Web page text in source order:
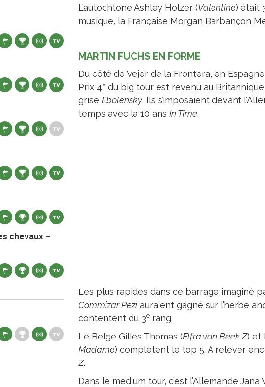
L’autochtone Ashley Holzer (Valentine) était
musique, la Française Morgan Barbançon
MARTIN FUCHS EN FORME
Du côté de Vejer de la Frontera, en
Prix 4* du big tour est revenu au
grise Ebolensky. Ils s’imposaient devant
temps avec la 10 ans In Time.
Les plus rapides dans ce barrage imaginé
Commizar Peziauraient gagné sur l’herbe
contentent du 3erang.
Le Belge Gilles Thomas (Elfra van Beek Z) et
Madame) complètent le top 5. A relever
Z.
Dans le medium tour, c’est l’Allemande
chevaux –